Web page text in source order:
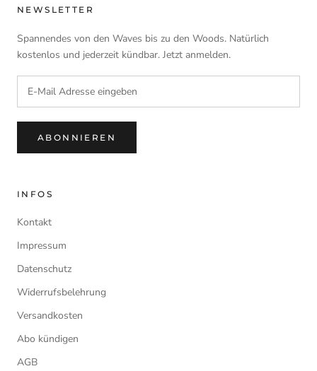
NEWSLETTER
Spannendes von den Waves bis zu den Woods. Natürlich
kostenlos und jederzeit kündbar. Jetzt anmelden.
ABONNIEREN
INFOS
Kontakt
Impressum
Datenschutz
Widerrufsbelehrung
Versandkosten
Abo kündigen
AGB